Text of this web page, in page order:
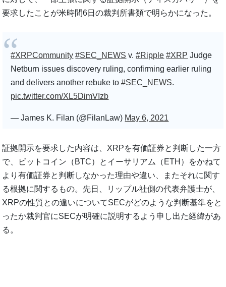
要求したことが米時間6日の裁判所書類で明らかになった。
#XRPCommunity #SEC_NEWS v.#Ripple #XRP Judge
Netburn issues discovery ruling, confirming earlier ruling
and delivers another rebuke to#SEC_NEWS.
pic.twitter.com/XL5DimVIzb
— James K. Filan (@FilanLaw) May 6, 2021
証拠開示を要求した内容は、XRPを有価証券と判断した一方
で、ビットコイン（BTC）とイーサリアム（ETH）をかねて
より有価証券と判断しなかった理由や違い、またそれに関す
る根拠に関するもの。先日、リップル社側の代表弁護士が、
XRPの性質との違いについてSECがどのような判断基準をと
ったか裁判官にSECが明確に説明するよう申し出た経緯があ
る。